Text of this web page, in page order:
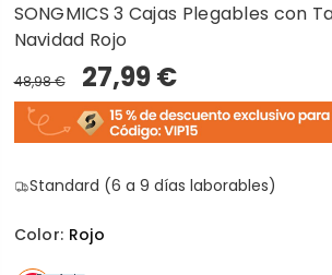
SONGMICS 3 Cajas Plegables con
Navidad Rojo
48,98 € 27,99 €
Standard (6 a 9 días laborables)
Color: Rojo